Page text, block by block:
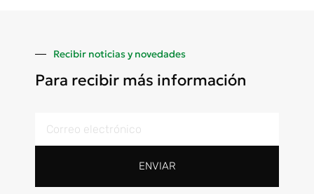
Recibir noticias y novedades
Para recibir más información
ENVIAR